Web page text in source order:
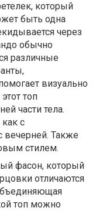
который
быть одна
через
обычно
различные
визуально
топ
части тела.
с
вечерней. Также
стилем.
фасон, который
отличаются
топ можно